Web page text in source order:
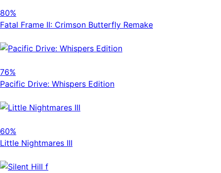
80%
Fatal Frame II: Crimson Butterfly Remake
76%
Pacific Drive: Whispers Edition
60%
Little Nightmares III